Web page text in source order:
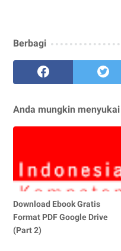
Berbagi
Anda mungkin
Download Ebook Gratis
Format PDF Google Drive
(Part 2)